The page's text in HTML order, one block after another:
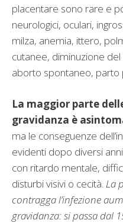
placentare sono rare e
neurologici, oculari,
milza, anemia, ittero,
cutanee, diminuzione
aborto spontaneo, parto
La maggior parte
gravidanza è
ma le conseguenze
evidenti dopo diversi
con ritardo mentale,
disturbi visivi o cecità. La
contragga l’infezione
gravidanza: si passa dal